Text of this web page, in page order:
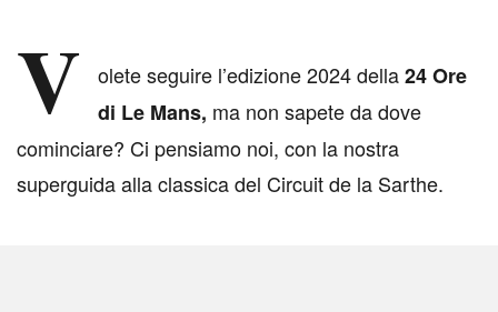
V olete seguire l’edizione 2024 della24 Ore
di Le Mans, ma non sapete da dove
cominciare? Ci pensiamo noi, con la nostra
superguida alla classica del Circuit de la Sarthe.